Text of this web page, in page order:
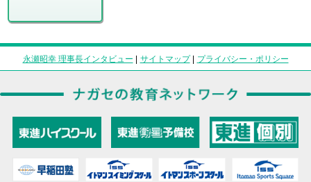
永瀬昭幸 理事長インタビュー | サイトマップ| プライバシー・ポリシー